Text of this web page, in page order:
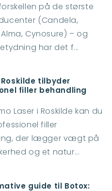
på de største
(Candela,
Alma, Cynosure) – og
har det f...
tilbyder
filler behandling
Laser i Roskilde kan du
filler
der lægger vægt på
og et natur...
guide til Botox: